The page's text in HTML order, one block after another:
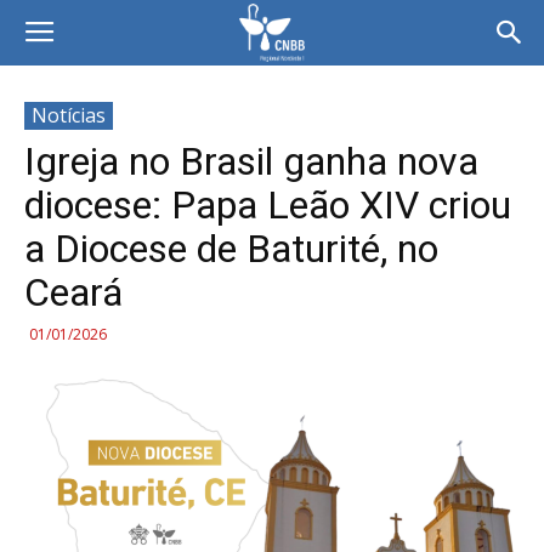
Notícias
Igreja no Brasil ganha nova
diocese: Papa Leão XIV criou
a Diocese de Baturité, no
Ceará
01/01/2026